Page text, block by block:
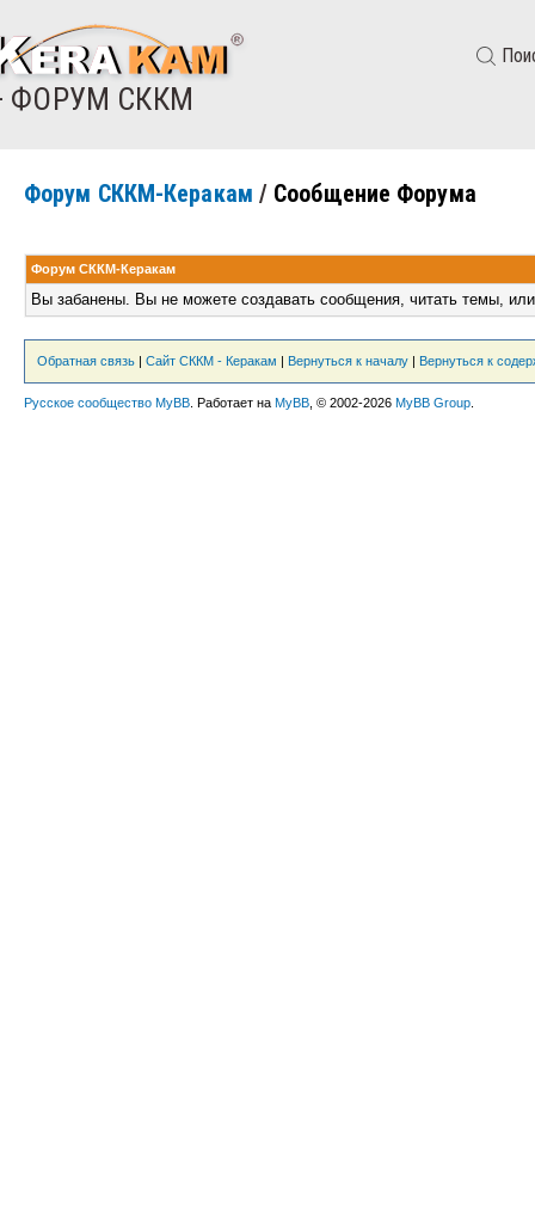
ФОРУМ СККМ
Форум СККМ-Керакам / Сообщение Форума
Форум СККМ-Керакам
Вы забанены. Вы не можете создавать сообщения, читать темы,
Обратная связь | Сайт СККМ - Керакам | Вернуться к началу | Вернуться к
Русское сообщество MyBB . Работает на MyBB , © 2002-2026 MyBB Group